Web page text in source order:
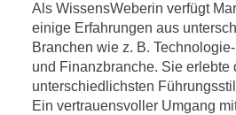
Als WissensWeberin verfügt
einige Erfahrungen aus
Branchen wie z. B.
und Finanzbranche. Sie erlebte
unterschiedlichsten
Ein vertrauensvoller Umgang